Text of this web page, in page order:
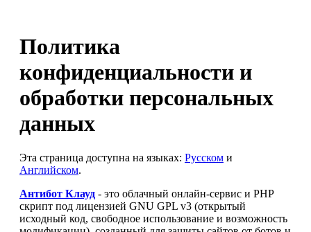
Политика
конфиденциальности и
обработки персональных
данных
Эта страница доступна на языках: Русском и
Английском.
Антибот Клауд - это облачный онлайн-сервис и PHP
скрипт под лицензией GNU GPL v3 (открытый
исходный код, свободное использование и возможность